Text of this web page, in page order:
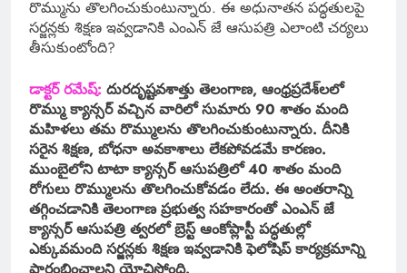
రొమ్మును తొలగించుకుంటున్నారు. ఈ అధునాతన పద్ధతులపై
సర్జన్లకు శిక్షణ ఇవ్వడానికి ఎంఎన్ జే ఆసుపత్రి ఎలాంటి చర్యలు
తీసుకుంటోంది?
డాక్టర్ రమేష్: దురదృష్టవశాత్తు తెలంగాణ, ఆంధ్రప్రదేశ్‌లలో
రొమ్ము క్యాన్సర్ వచ్చిన వారిలో సుమారు 90 శాతం మంది
మహిళలు తమ రొమ్ములను తొలగించుకుంటున్నారు. దీనికి
సరైన శిక్షణ, బోధనా అవకాశాలు లేకపోవడమే కారణం.
ముంబైలోని టాటా క్యాన్సర్ ఆసుపత్రిలో 40 శాతం మంది
రోగులు రొమ్ములను తొలగించుకోవడం లేదు. ఈ అంతరాన్ని
తగ్గించడానికి తెలంగాణ ప్రభుత్వ సహకారంతో ఎంఎన్ జే
క్యాన్సర్ ఆసుపత్రి త్వరలో బ్రెస్ట్ ఆంకోప్లాస్టీ పద్ధతుల్లో
ఎక్కువమంది సర్జన్లకు శిక్షణ ఇవ్వడానికి ఫెలోషిప్ కార్యక్రమాన్ని